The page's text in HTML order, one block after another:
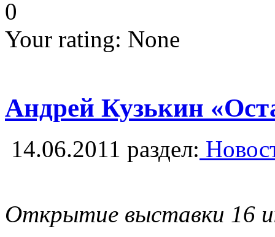
0
Your rating: None
Андрей Кузькин
14.06.2011 раздел:
Открытие выставки 16